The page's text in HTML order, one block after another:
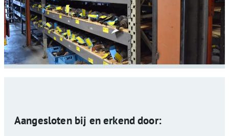
Aangesloten bij en erkend door: